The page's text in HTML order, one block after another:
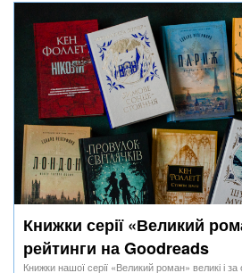
Книжки серії «Великий
рейтинги на Goodreads
Книжки нашої серії «Великий роман» великі і за